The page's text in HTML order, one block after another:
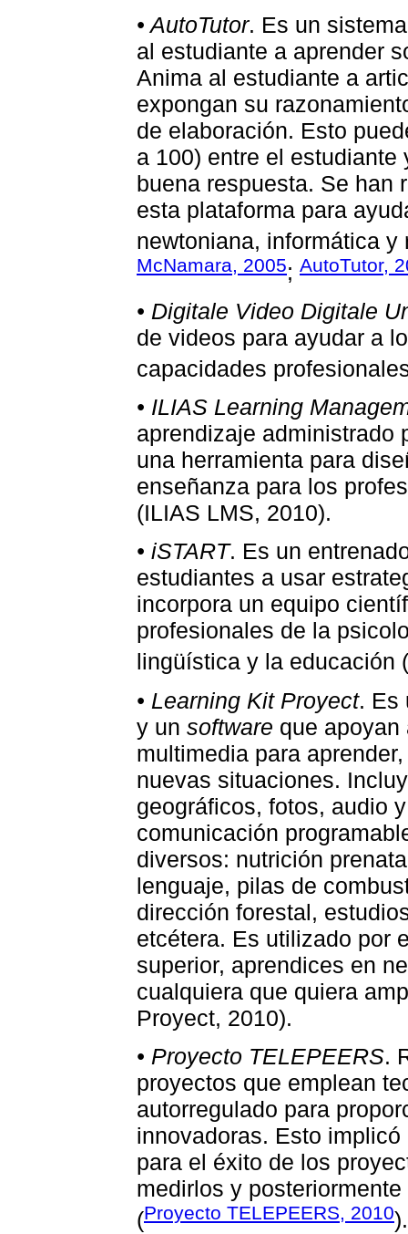
• AutoTutor. Es un
al estudiante a aprender
Anima al estudiante a
expongan su
de elaboración. Esto
a 100) entre el estudiante
buena respuesta. Se han
esta plataforma para
newtoniana, informática
McNamara, 2005; AutoTutor,
• Digitale Video Digitale
de videos para ayudar a
capacidades
• ILIAS Learning
aprendizaje administrado
una herramienta para
enseñanza para los
(ILIAS LMS, 2010).
• iSTART. Es un
estudiantes a usar
incorpora un equipo
profesionales de la
lingüística y la educación (
• Learning Kit Proyect. Es
y un software que
multimedia para
nuevas situaciones.
geográficos, fotos, audio
comunicación
diversos: nutrición
lenguaje, pilas de
dirección forestal,
etcétera. Es utilizado por
superior, aprendices en
cualquiera que quiera
Proyect, 2010).
• Proyecto TELEPEERS.
proyectos que emplean
autorregulado para
innovadoras. Esto
para el éxito de los
medirlos y
(Proyecto TELEPEERS, 2010).